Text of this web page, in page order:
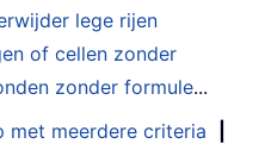
lege rijen
of cellen zonder
zonder formule...
met meerdere criteria